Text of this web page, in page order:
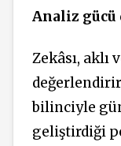
Analiz
Zekâsı, aklı
bilinciyle
geliştirdiği